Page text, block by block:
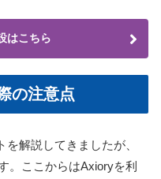
はこちら
の注意点
解説してきましたが、
。ここからはAxioryを利